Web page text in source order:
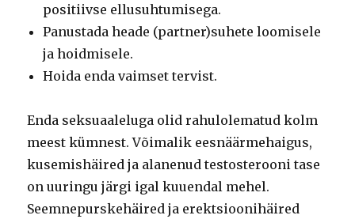
positiivse ellusuhtumisega.
Panustada heade (partner)suhete loomisele
ja hoidmisele.
Hoida enda vaimset tervist.
Enda seksuaaleluga olid rahulolematud kolm
meest kümnest. Võimalik eesnäärmehaigus,
kusemishäired ja alanenud testosterooni tase
on uuringu järgi igal kuuendal mehel.
Seemnepurskehäired ja erektsioonihäired